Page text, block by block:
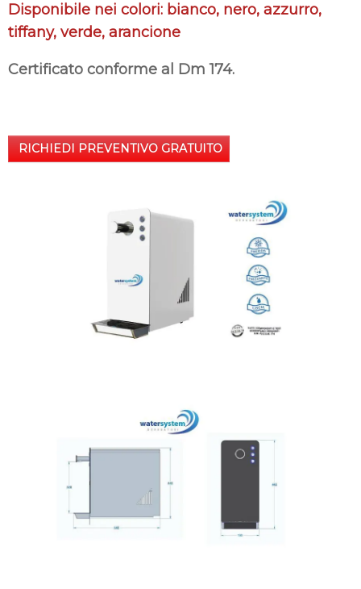
Disponibile nei colori: bianco, nero, azzurro,
tiffany, verde, arancione
Certificato conforme al Dm 174.
RICHIEDI PREVENTIVO GRATUITO